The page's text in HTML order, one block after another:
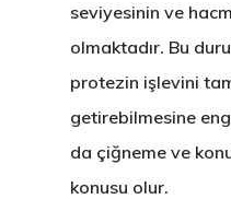
seviyesinin ve
olmaktadır. Bu
protezin işlevini
getirebilmesine
da çiğneme ve
konusu olur.